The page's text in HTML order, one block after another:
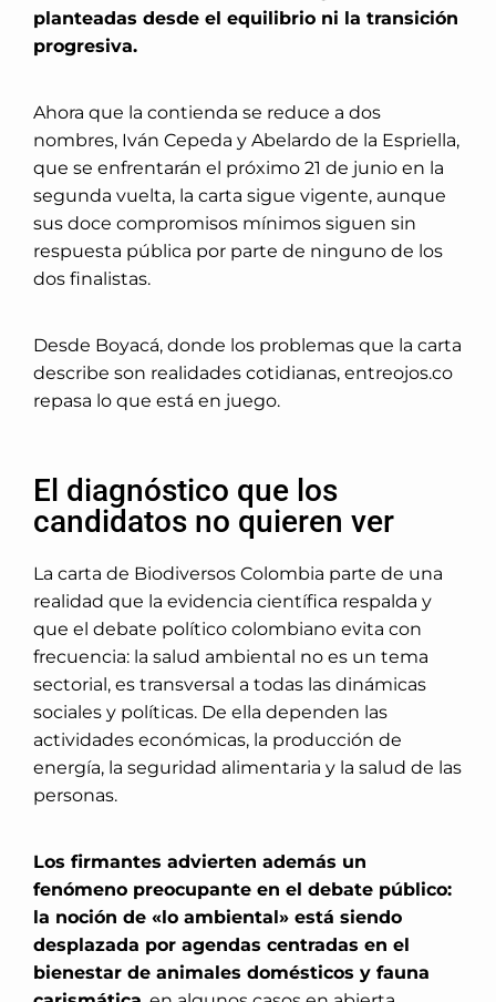
planteadas desde el equilibrio ni la transición
progresiva.
Ahora que la contienda se reduce a dos
nombres, Iván Cepeda y Abelardo de la Espriella,
que se enfrentarán el próximo 21 de junio en la
segunda vuelta, la carta sigue vigente, aunque
sus doce compromisos mínimos siguen sin
respuesta pública por parte de ninguno de los
dos finalistas.
Desde Boyacá, donde los problemas que la carta
describe son realidades cotidianas, entreojos.co
repasa lo que está en juego.
El diagnóstico que los
candidatos no quieren ver
La carta de Biodiversos Colombia parte de una
realidad que la evidencia científica respalda y
que el debate político colombiano evita con
frecuencia: la salud ambiental no es un tema
sectorial, es transversal a todas las dinámicas
sociales y políticas. De ella dependen las
actividades económicas, la producción de
energía, la seguridad alimentaria y la salud de las
personas.
Los firmantes advierten además un
fenómeno preocupante en el debate público:
la noción de «lo ambiental» está siendo
desplazada por agendas centradas en el
bienestar de animales domésticos y fauna